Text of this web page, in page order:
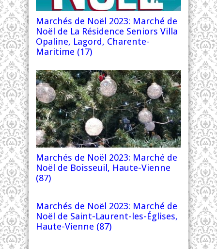
Marchés de Noël 2023: Marché de
Noël de La Résidence Seniors Villa
Opaline, Lagord, Charente-
Maritime (17)
Marchés de Noël 2023: Marché de
Noël de Boisseuil, Haute-Vienne
(87)
Marchés de Noël 2023: Marché de
Noël de Saint-Laurent-les-Églises,
Haute-Vienne (87)